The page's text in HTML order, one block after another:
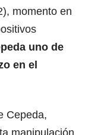
momento en
uno de
en el
Cepeda,
manipulación